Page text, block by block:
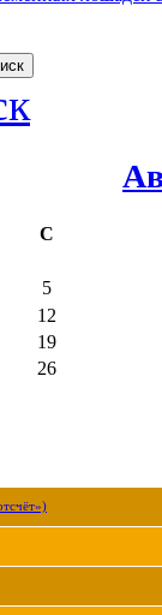
С
5
12
19
26